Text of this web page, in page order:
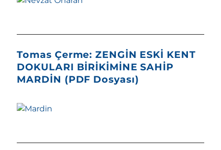
Tomas Çerme: ZENGİN ESKİ KENT
DOKULARI BİRİKİMİNE SAHİP
MARDİN (PDF Dosyası)